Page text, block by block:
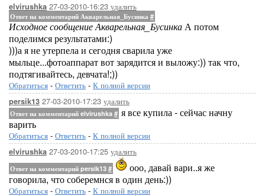
elvirushka 27-03-2010-16:23 удалить
Ответ на комментарий Акварельная_Бусинка #
Исходное сообщение Акварельная_БусинкаА потом
поделимся результатами:)
)))а я не утерпела и сегодня сварила уже
мыльце...фотоаппарат вот зарядится и выложу:)) так что,
подтягивайтесь, девчата!;))
Обратиться - Ответить - К полной версии
persik13 27-03-2010-17:23 удалить
Ответ на комментарий elvirushka # я все купила - сейчас начну
варить
Обратиться - Ответить - К полной версии
elvirushka 27-03-2010-17:25 удалить
Ответ на комментарий persik13 #
ооо, давай вари..я же
говорила, что соберемнся в один день:))
Обратиться - Ответить - К полной версии